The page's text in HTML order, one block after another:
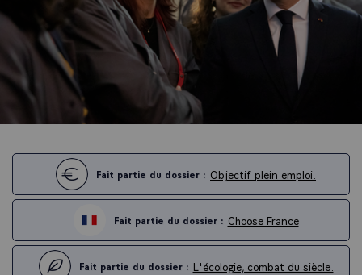
Fait partie du dossier : Objectif plein emploi.
Fait partie du dossier : Choose France
Fait partie du dossier : L'écologie, combat du siècle.